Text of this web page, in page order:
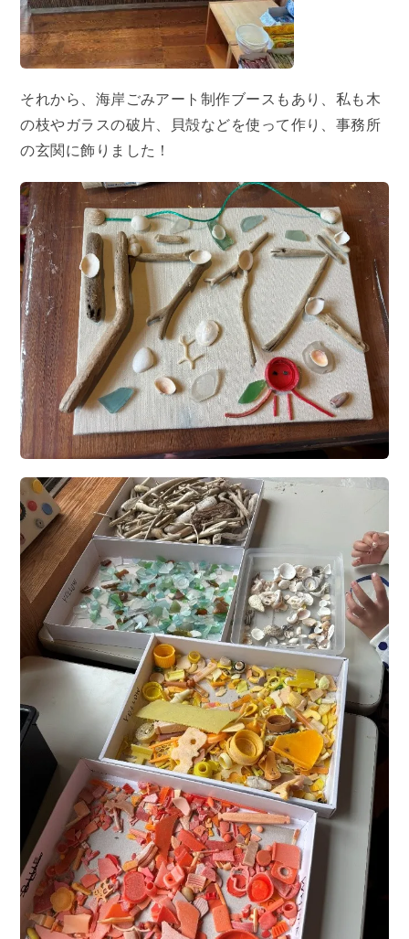
それから、海岸ごみアート制作ブースもあり、私も木
の枝やガラスの破片、貝殻などを使って作り、事務所
の玄関に飾りました！